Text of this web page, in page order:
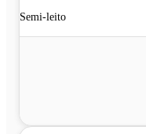
Semi-leito